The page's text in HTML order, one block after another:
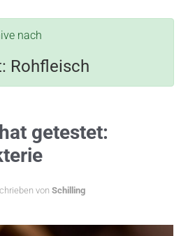
nach
Rohfleisch
getestet:
von Schilling